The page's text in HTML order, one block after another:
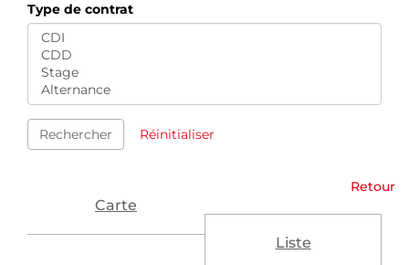
Type de contrat
Rechercher Réinitialiser
Retour
Carte
Liste